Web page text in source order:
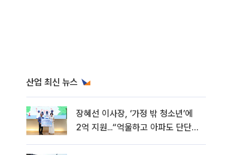
산업 최신 뉴스
장혜선 이사장, ‘가정 밖 청소년’에
2억 지원...“억울하고 아파도 단단해